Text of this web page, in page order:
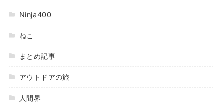
Ninja400
ねこ
まとめ記事
アウトドアの旅
人間界